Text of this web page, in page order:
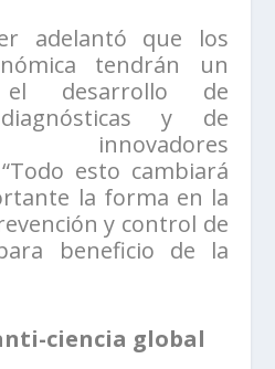
adelantó que los
tendrán un
desarrollo de
y de
innovadores
esto cambiará
la forma en la
y control de
beneficio de la
ciencia global